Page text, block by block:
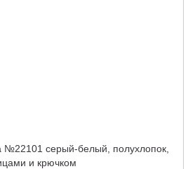
№22101 серый-белый, полухлопок,
и крючком